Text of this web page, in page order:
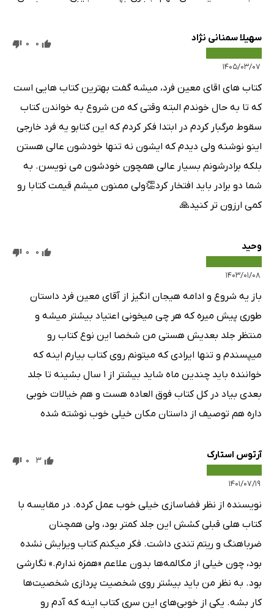
سهیلا سمنانی نژاد
۱۴۰۵/۰۳/۰۷
0
0
کتاب های اقای معین فرد، میشه گفت بهترین کتاب هایی است
که تا به حال خوندم البته وقتی که من شروع به خواندن کتاب
سقوط مرگبار کردم در ابتدا فکر کردم که این کتابو یه فرد خارجی
اینو نوشنه ولی دیدم که ایشون نه تنها خودشون عالی هستن
بلکه برادرشونم بسیار عالی همچون خودشون می نویسن. به
شما دو برادر باید افتخار کرد👏ولی ممنون میشم قیمت کتابا رو
کمی ارزون تر کنید🙏
وحید
۱۴۰۳/۰۱/۰۸
0
0
باز یه شروع و ادامه هیجان انگیز از آقای معین فرد داستان
طوری پیش میره که هر چی میخونی اعتیاد بیشتر میشه و
منتظر جلد بعدیش هستی من شخصا این نوع کتاب رو
میپسندم و تنها ایرادی که میتونم روی کتاب بیارم اینه که
خواننده باید چندین ماه شاید بیشتر از 1 سال بشینه تا جلد
بعدی بیاد در کل کتاب فوق العاده هست و هم خیالات خوبی
داره هم توصیف از داستان مکان خیلی خوب نوشته شده
آرتوس استارک
۱۴۰۱/۰۷/۱۹
3
0
نویسنده از نظر فضاسازی خیلی خوب عمل کرده. در مقایسه با
کتاب هلی قبلی کشش این جلد کمتر بود، ولی همچنان
ضرباهنگ و ریتم تندی داشت. فکر میکنم کتاب ویرایش نشده
بود، چون خیلی از مکالمه‌ها بدون علاعم «همزه ندارم.» نگارشی
بود. به نظر من باید بیشتر روی شخصیت پردازی شخصیت‌ها
کار بشه. یکی از خوبی‌های این سری کتاب اینه که آدم رو